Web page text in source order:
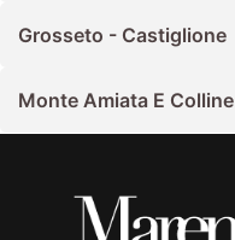
Grosseto - Castiglione
Monte Amiata E Colline